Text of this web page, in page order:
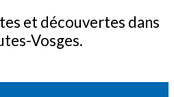
et découvertes dans
Vosges.